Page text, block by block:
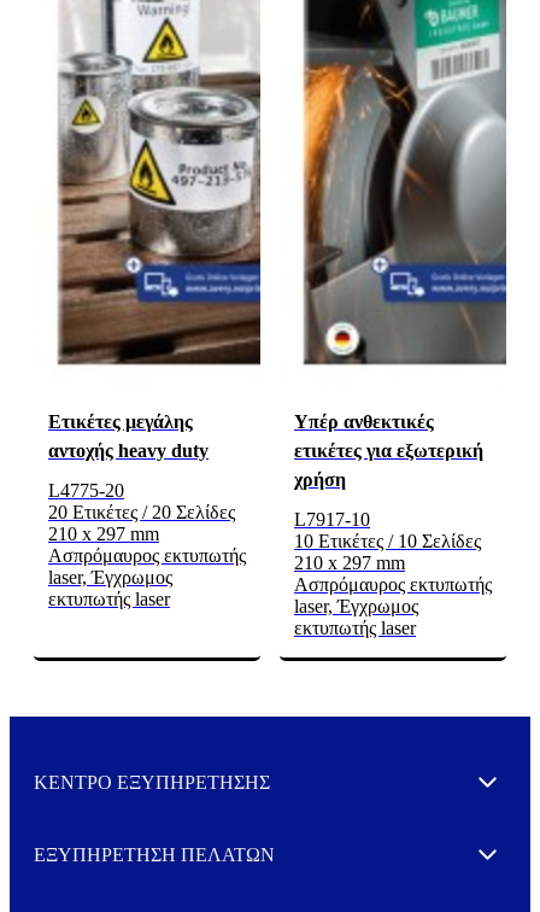
Ετικέτες μεγάλης
αντοχής heavy duty
L4775-20
20 Ετικέτες / 20 Σελίδες
210 x 297 mm
Ασπρόμαυρος εκτυπωτής
laser, Έγχρωμος
εκτυπωτής laser
Υπέρ ανθεκτικές
ετικέτες για εξωτερική
χρήση
L7917-10
10 Ετικέτες / 10 Σελίδες
210 x 297 mm
Ασπρόμαυρος εκτυπωτής
laser, Έγχρωμος
εκτυπωτής laser
ΚΕΝΤΡΟ ΕΞΥΠΗΡΕΤΗΣΗΣ Expand
ΕΞΥΠΗΡΕΤΗΣΗ ΠΕΛΑΤΩΝ Expand